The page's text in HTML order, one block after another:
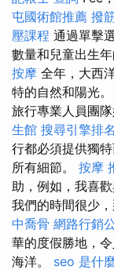
屯國術館推薦 撥
壓課程 通過單擊
數量和兒童出生
按摩 全年，大西
特的自然和陽光。
旅行專業人員團
生館 搜尋引擎排名
行都必須提供獨
所有細節。 按摩
助，例如，我喜
我們的時間很少
中喬骨 網路行銷
華的度假勝地，
海洋。 seo 是什